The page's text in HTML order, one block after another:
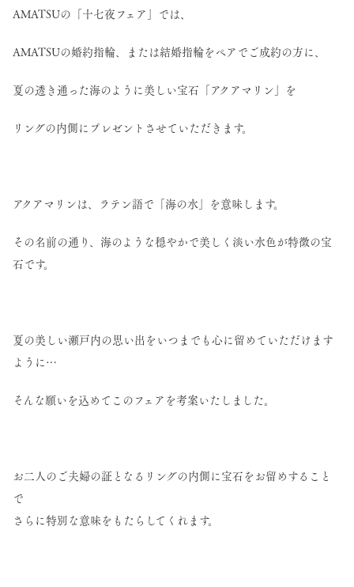
AMATSUの「十七夜フェア」では、
AMATSUの婚約指輪、または結婚指輪をペアでご成約の方に、
夏の透き通った海のように美しい宝石「アクアマリン」を
リングの内側にプレゼントさせていただきます。
アクアマリンは、ラテン語で「海の水」を意味します。
その名前の通り、海のような穏やかで美しく淡い水色が特徴の宝
石です。
夏の美しい瀬戸内の思い出をいつまでも心に留めていただけます
ように…
そんな願いを込めてこのフェアを考案いたしました。
お二人のご夫婦の証となるリングの内側に宝石をお留めすること
で
さらに特別な意味をもたらしてくれます。